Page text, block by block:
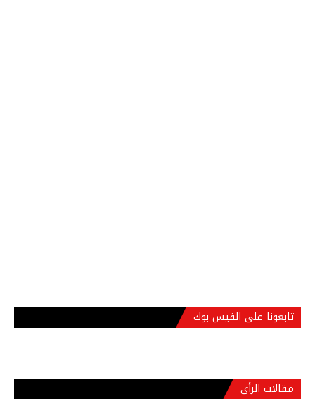
تابعونا على الفيس بوك
مقالات الرأي